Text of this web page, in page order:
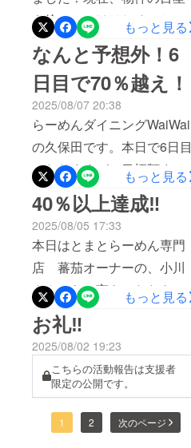
も徐々につけはじめ、とて
も良い流れでございます。
ここで特別に、支援してい
ただいた方、且つ、静岡店
のみで、次回季節メニュー
を先行提供しようかと思い
ます。ご興味ある方は是
非、店舗にてお問い合わせ
ください。
もっと見る
なんと予想外！6
日目で70％越え！
2025/08/07 20:38
らーめんダイニングWaiWai
の久保田です。本日で6日目
になりますが、目標額まで
あと少しとなりました。ほ
んとーーーーーーーーうに
感謝です。今日も暑すぎて
外に出たくない！という世
の思惑から、昼間の流動性
のなさが売上等にのしか
かってきましたが、夜の皆
様の行動力のおかげでこれ
また店舗も助けられまし
た。感謝カンゲキ雨嵐で
す。ただ冷やしトマト麵出
まくりです！仕込みしてき
もっと見る
40％以上達成‼
2025/08/05 17:33
本日はとまとらーめん専門
店 蕃茄オーナーの、小川
さんから一言をいただきま
した。「皆様、この度はあ
りがとうございます。すで
に支援してくださった方含
め、とても感謝していま
す。今後も皆様の優しいお
力が僕らの原動力になりま
もっと見る
お礼‼
2025/08/02 19:23
こちらの活動報告は支援者
限定の公開です。
1 2 次のページ